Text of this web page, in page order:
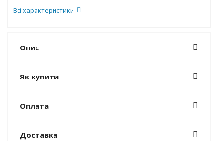
Всі характеристики
Опис
Як купити
Оплата
Доставка